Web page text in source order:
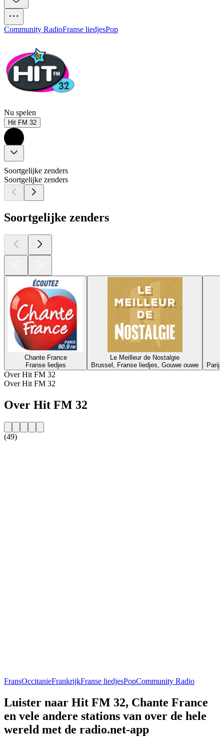
Community RadioFranse liedjesPop
Nu spelen
Hit FM 32
Soortgelijke zenders
Soortgelijke zenders
Soortgelijke zenders
Chante France
Franse liedjes
Le Meilleur de Nostalgie
Brussel, Franse liedjes, Gouwe ouwe
Over Hit FM 32
Over Hit FM 32
Over Hit FM 32
(49)
FransOccitanieFrankrijkFranse liedjesPopCommunity Radio
Luister naar Hit FM 32, Chante France
en vele andere stations van over de hele
wereld met de radio.net-app